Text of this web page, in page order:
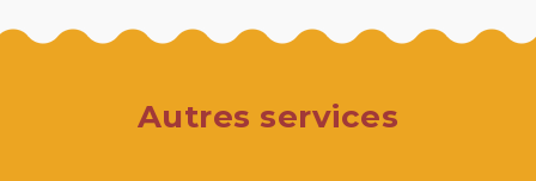
Autres services